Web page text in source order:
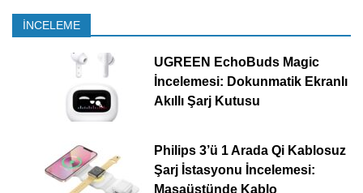
İNCELEME
UGREEN EchoBuds Magic
İncelemesi: Dokunmatik Ekranlı
Akıllı Şarj Kutusu
Philips 3’ü 1 Arada Qi Kablosuz
Şarj İstasyonu İncelemesi:
Masaüstünde Kablo